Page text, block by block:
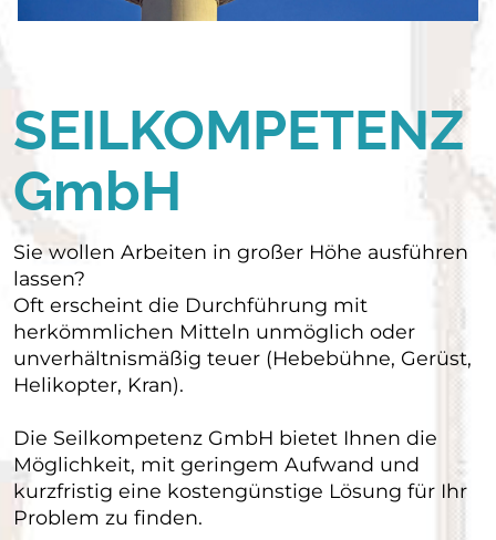
SEILKOMPETENZ
GmbH
Sie wollen Arbeiten in großer Höhe ausführen
lassen?
Oft erscheint die Durchführung mit
herkömmlichen Mitteln unmöglich oder
unverhältnismäßig teuer (Hebebühne, Gerüst,
Helikopter, Kran).
Die Seilkompetenz GmbH bietet Ihnen die
Möglichkeit, mit geringem Aufwand und
kurzfristig eine kostengünstige Lösung für Ihr
Problem zu finden.